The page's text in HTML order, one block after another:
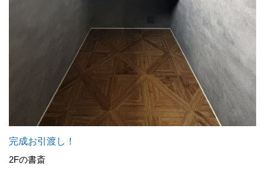
完成お引渡し！
2Fの書斎